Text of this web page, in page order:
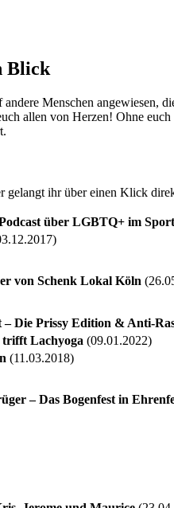
Blick
Menschen angewiesen,
allen von Herzen! Ohne
gelangt ihr über einen Klick
über LGBTQ+ im Sport
von Schenk Lokal Köln
Die Prissy Edition & Anti-
trifft Lachyoga (09.01.2022)
(11.03.2018)
– Das Bogenfest in